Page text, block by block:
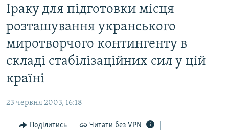
Перейти
до
основної
навігації
Перейти
до
пошуку
СУСПІЛЬСТВО
КУЛЬТУРА
СВІТ
РОСІЙСЬКА «ФІЛЬТРАЦІЯ»
ДОНБАС.РЕАЛІЇ
КРИМ.РЕАЛІЇ
КИТАЙ.ВИКЛИКИ
Iраку для підготовки мiсця
розташування укранського
миротворчого контингенту в
складi стабiлiзацiйних сил у цiй
країнi
23 червня 2003, 16:18
Поділитись Читати без VPN